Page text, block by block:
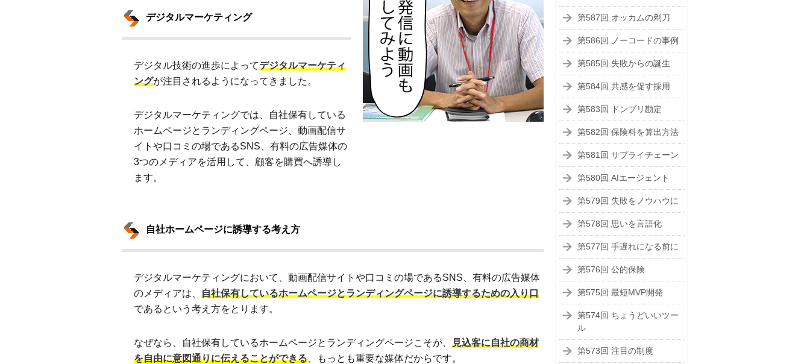
デジタルマーケティング
デジタル技術の進歩によってデジタルマーケティ
ングが注目されるようになってきました。
デジタルマーケティングでは、自社保有している
ホームページとランディングページ、動画配信サ
イトや口コミの場であるSNS、有料の広告媒体の
3つのメディアを活用して、顧客を購買へ誘導し
ます。
自社ホームページに誘導する考え方
デジタルマーケティングにおいて、動画配信サイトや口コミの場であるSNS、有料の広告媒体
のメディアは、 自社保有しているホームページとランディングページに誘導するための入り口
であるという考え方をとります。
なぜなら、自社保有しているホームページとランディングページこそが、 見込客に自社の商材
を自由に意図通りに伝えることができる 、もっとも重要な媒体だからです。
第587回 オッカムの剃刀
第586回 ノーコードの事例
第585回 失敗からの誕生
第584回 共感を促す採用
第583回 ドンブリ勘定
第582回 保険料を算出方法
第581回 サプライチェーン
第580回 AIエージェント
第579回 失敗をノウハウに
第578回 思いを言語化
第577回 手遅れになる前に
第576回 公的保険
第575回 最短MVP開発
第574回 ちょうどいいツー
ル
第573回 注目の制度